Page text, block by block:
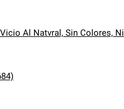
Al Natvral, Sin Colores, Ni